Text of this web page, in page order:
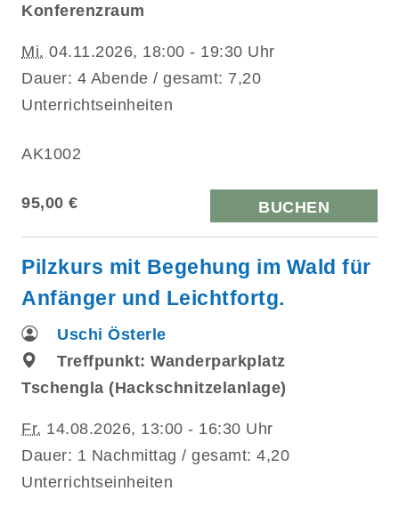
Konferenzraum
Mi. 04.11.2026, 18:00 - 19:30 Uhr
Dauer: 4 Abende / gesamt: 7,20
Unterrichtseinheiten
AK1002
95,00 € BUCHEN
Pilzkurs mit Begehung im Wald für
Anfänger und Leichtfortg.
Uschi Österle
Treffpunkt: Wanderparkplatz
Tschengla (Hackschnitzelanlage)
Fr. 14.08.2026, 13:00 - 16:30 Uhr
Dauer: 1 Nachmittag / gesamt: 4,20
Unterrichtseinheiten